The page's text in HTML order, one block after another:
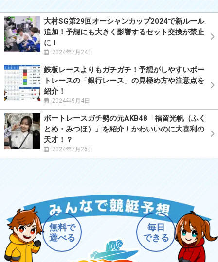
大村SG第29回オーシャンカップ2024で新ルール
追加！予想にも大きく影響するセット交換が禁止
に！
2024年7月24日
鉄板レースよりもガチガチ！予想がしやすいボー
トレースの「銀行レース」の見極め方や注意点を
紹介！
2024年9月4日
ボートレースガチ勢の元AKB48「福留光帆（ふく
とめ・みつほ）」を紹介！かわいいのに大喜利の
天才！？
2024年7月26日
無料で
遊べる
毎日
できる